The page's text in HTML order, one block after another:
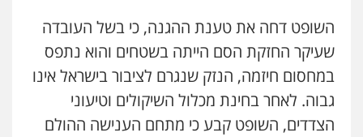
השופט דחה את טענת ההגנה, כי בשל העובדה
שעיקר החזקת הסם הייתה בשטחים והוא נתפס
במחסום חיזמה, הנזק שנגרם לציבור בישראל אינו
גבוה. לאחר בחינת מכלול השיקולים וטיעוני
הצדדים, השופט קבע כי מתחם הענישה ההולם